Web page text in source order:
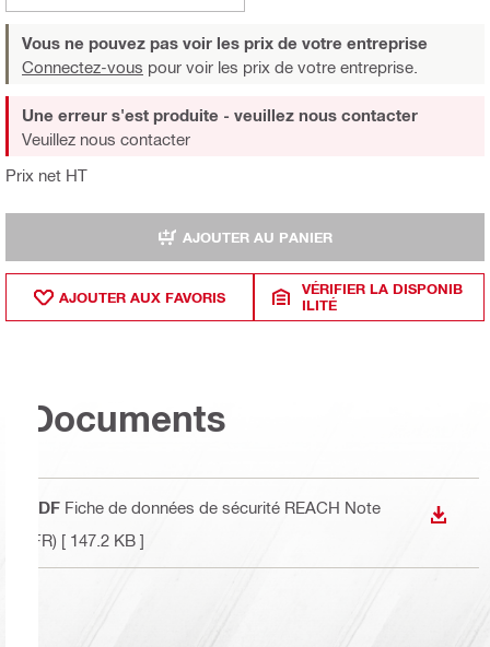
Vous ne pouvez pas voir les prix de votre entreprise
Connectez-vous pour voir les prix de votre entreprise.
Prix net HT
Une erreur s'est produite - veuillez nous contacter
Veuillez nous contacter
AJOUTER AU PANIER
AJOUTER AUX FAVORIS
VÉRIFIER LA DISPONIB
ILITÉ
Documents
PDF Fiche de données de sécurité REACH Note
(FR) [ 147.2 KB ]